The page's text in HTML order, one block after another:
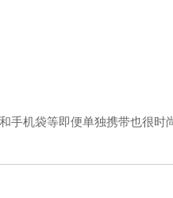
手机袋等即便单独携带也很时